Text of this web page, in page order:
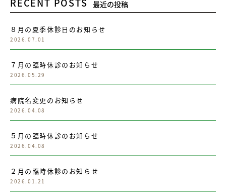
最近の投稿
８月の夏季休診日のお知らせ
2026.07.01
７月の臨時休診のお知らせ
2026.05.29
病院名変更のお知らせ
2026.04.08
５月の臨時休診のお知らせ
2026.04.08
２月の臨時休診のお知らせ
2026.01.21